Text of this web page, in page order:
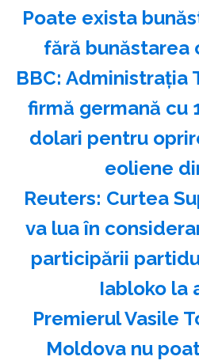
Poate exista
fără bunăstarea
BBC: Administraţia
firmă germană cu
dolari pentru
eoliene
Reuters: Curtea
va lua în
participării
Iabloko la
Premierul Vasile
Moldova nu